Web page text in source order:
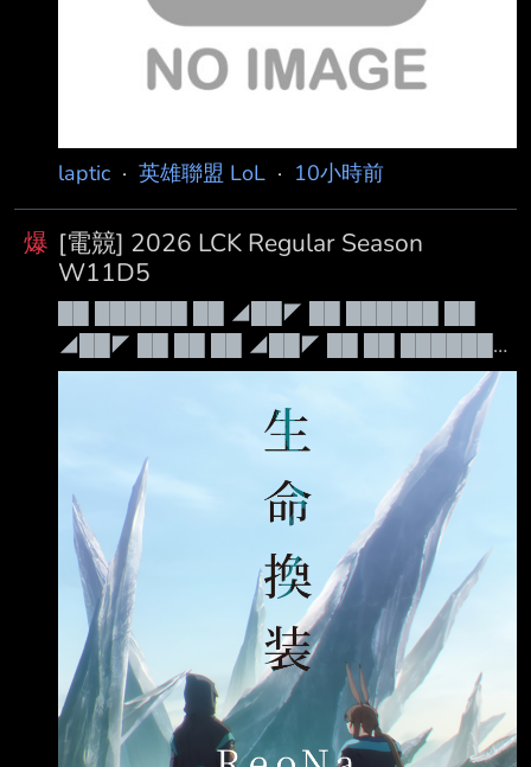
15:00 涅槃 IG
laptic · 英雄聯盟 LoL · 10小時前
爆 [電競] 2026 LCK Regular Season
W11D5
██ ██████ ██ ◢██◤ ██ ██████ ██
◢██◤ ██ ██ ██ ◢██◤ ██ ██ ██████◤
██ ██ ██████◣ ██ ██ ██ ◥██◣
██████ ██████ ██ ◥██◣ 例行賽
██████ ██████ ██ ◥██◣ Leave Your
Mark 禁茂凱 Patch 26.15 本日賽程： 16:00 傳
奇 DK vs KT 18:00 崛起 BFX vs KRX 轉播連結
韓語 https://www.sooplive.co.kr/stat